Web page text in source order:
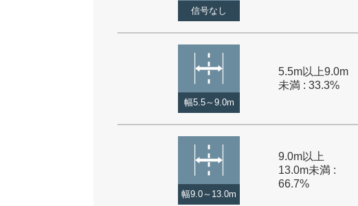
信号なし
幅5.5～9.0m
5.5m以上9.0m
未満 : 33.3%
幅9.0～13.0m
9.0m以上
13.0m未満 :
66.7%